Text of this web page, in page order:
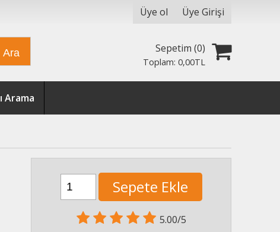
Üye ol Üye Girişi
Ara Sepetim (0)
Toplam:0,00TL
Arama
Sepete Ekle
5.00/5